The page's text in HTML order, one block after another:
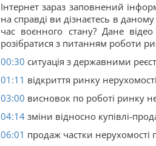
Інтернет зараз заповнений
на справді ви дізнаєтесь в
час воєнного стану? Дане
розібратися з питанням роботи
00:30 ситуація з державними
01:11 відкриття ринку нерухомості
03:00 висновок по роботі ринку
04:14 зміни відносно купівлі-
06:01 продаж частки нерухомості